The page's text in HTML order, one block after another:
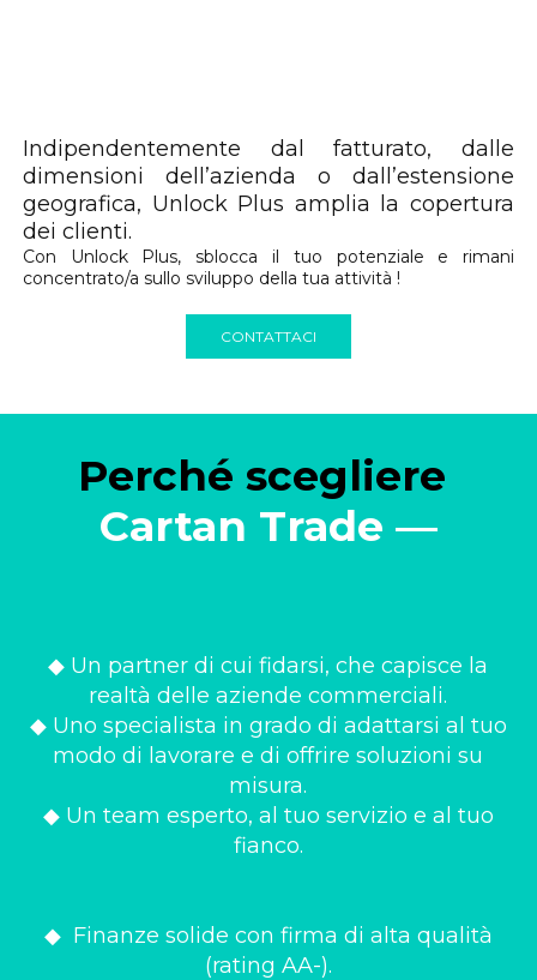
Indipendentemente dal fatturato, dalle
dimensioni dell’azienda o dall’estensione
geografica, Unlock Plus amplia la copertura
dei clienti.
Con Unlock Plus, sblocca il tuo potenziale e rimani
concentrato/a sullo sviluppo della tua attività !
CONTATTACI
Cartan Trade —
◆ Un partner di cui fidarsi, che capisce la
realtà delle aziende commerciali.
◆ Uno specialista in grado di adattarsi al tuo
modo di lavorare e di offrire soluzioni su
misura.
◆ Un team esperto, al tuo servizio e al tuo
fianco.
◆ Finanze solide con firma di alta qualità
(rating AA-).